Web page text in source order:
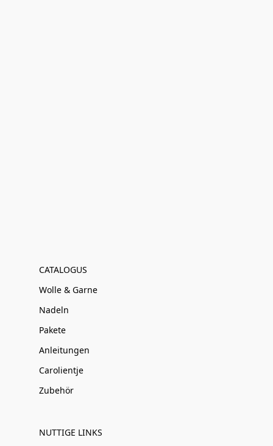
CATALOGUS
Wolle & Garne
Nadeln
Pakete
Anleitungen
Carolientje
Zubehör
NUTTIGE LINKS